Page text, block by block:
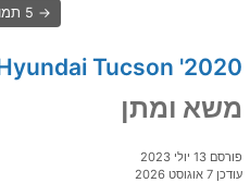
5 תמונות
2020' Hyundai Tucson
משא ומתן
פורסם 13 יולי 2023
עודכן 7 אוגוסט 2026